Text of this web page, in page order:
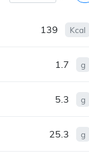
139 Kcal
1.7 g
5.3 g
25.3 g